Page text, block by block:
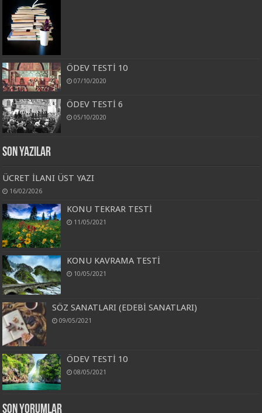
ÖDEV TESTİ 10
07/10/2020
ÖDEV TESTİ 6
05/10/2020
Son Yazılar
ÜCRET İLANI ÜST YAZI
16/02/2026
KONU TEKRAR TESTİ
11/05/2021
KONU KAVRAMA TESTİ
10/05/2021
SÖZ SANATLARI (EDEBİ SANATLARI)
09/05/2021
ÖDEV TESTİ 10
08/05/2021
Son Yorumlar